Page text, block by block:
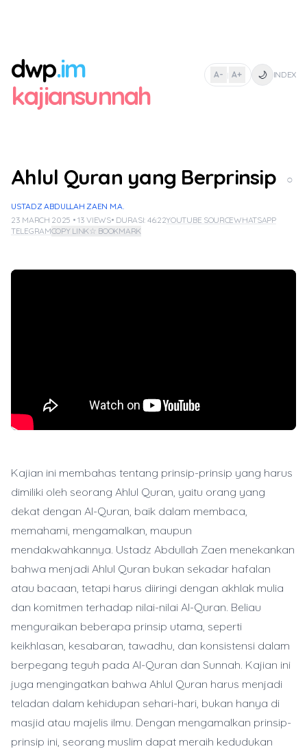
dwp.im
kajiansunnah
A- | A+ 🌙 INDEX
Ahlul Quran yang Berprinsip ○
USTADZ ABDULLAH ZAEN M.A.
23 MARCH 2025 • 13 VIEWS• DURASI: 46:22YOUTUBE SOURCEWHATSAPP
TELEGRAMCOPY LINK☆ BOOKMARK
Kajian ini membahas tentang prinsip-prinsip yang harus
dimiliki oleh seorang Ahlul Quran, yaitu orang yang
dekat dengan Al-Quran, baik dalam membaca,
memahami, mengamalkan, maupun
mendakwahkannya. Ustadz Abdullah Zaen menekankan
bahwa menjadi Ahlul Quran bukan sekadar hafalan
atau bacaan, tetapi harus diiringi dengan akhlak mulia
dan komitmen terhadap nilai-nilai Al-Quran. Beliau
menguraikan beberapa prinsip utama, seperti
keikhlasan, kesabaran, tawadhu, dan konsistensi dalam
berpegang teguh pada Al-Quran dan Sunnah. Kajian ini
juga mengingatkan bahwa Ahlul Quran harus menjadi
teladan dalam kehidupan sehari-hari, bukan hanya di
masjid atau majelis ilmu. Dengan mengamalkan prinsip-
prinsip ini, seorang muslim dapat meraih kedudukan